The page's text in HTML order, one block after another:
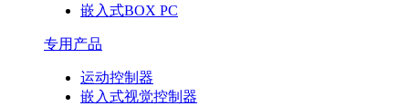
嵌入式BOX PC
专用产品
运动控制器
嵌入式视觉控制器